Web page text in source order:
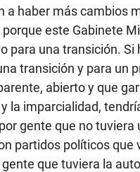
a haber más cambios
porque este Gabinete
para una transición. Si
transición y para un
abierto y que
la imparcialidad,
gente que no tuviera
partidos políticos que
que tuviera la